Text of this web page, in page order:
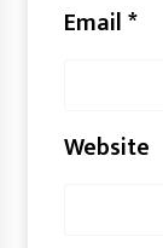
Email*
Website